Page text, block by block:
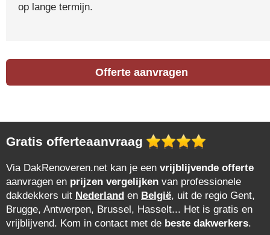
op lange termijn.
Offerte aanvragen
Gratis offerteaanvraag
Via DakRenoveren.net kan je een vrijblijvende offerte
aanvragen en prijzen vergelijken van professionele
dakdekkers uit Nederland en België, uit de regio Gent,
Brugge, Antwerpen, Brussel, Hasselt... Het is gratis en
vrijblijvend. Kom in contact met de beste dakwerkers.